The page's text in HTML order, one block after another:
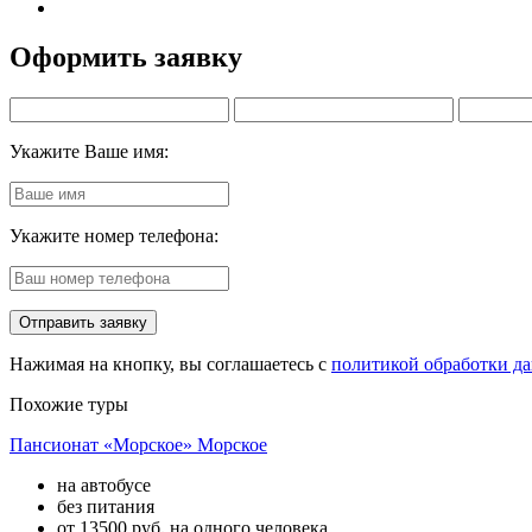
Оформить заявку
Укажите Ваше имя:
Укажите номер телефона:
Нажимая на кнопку, вы соглашаетесь с политикой обработки
Похожие туры
Пансионат «Морское» Морское
на автобусе
без питания